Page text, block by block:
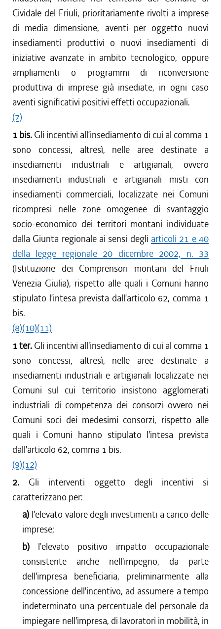
Cividale del Friuli, prioritariamente rivolti a imprese
di media dimensione, aventi per oggetto nuovi
insediamenti produttivi o nuovi insediamenti di
iniziative avanzate in ambito tecnologico, oppure
ampliamenti o programmi di riconversione
produttiva di imprese già insediate, in ogni caso
aventi significativi positivi effetti occupazionali.
(7)
1 bis. Gli incentivi all’insediamento di cui al comma 1
sono concessi, altresì, nelle aree destinate a
insediamenti industriali e artigianali, ovvero
insediamenti industriali e artigianali misti con
insediamenti commerciali, localizzate nei Comuni
ricompresi nelle zone omogenee di svantaggio
socio-economico dei territori montani individuate
dalla Giunta regionale ai sensi degli articoli 21 e 40
della legge regionale 20 dicembre 2002, n. 33
(Istituzione dei Comprensori montani del Friuli
Venezia Giulia), rispetto alle quali i Comuni hanno
stipulato l’intesa prevista dall’articolo 62, comma 1
bis.
(8)(10)(11)
1 ter. Gli incentivi all'insediamento di cui al comma 1
sono concessi, altresì, nelle aree destinate a
insediamenti industriali e artigianali localizzate nei
Comuni sul cui territorio insistono agglomerati
industriali di competenza dei consorzi ovvero nei
Comuni soci dei medesimi consorzi, rispetto alle
quali i Comuni hanno stipulato l'intesa prevista
dall'articolo 62, comma 1 bis.
(9)(12)
2. Gli interventi oggetto degli incentivi si
caratterizzano per:
a) l'elevato valore degli investimenti a carico delle
imprese;
b) l'elevato positivo impatto occupazionale
consistente anche nell'impegno, da parte
dell'impresa beneficiaria, preliminarmente alla
concessione dell'incentivo, ad assumere a tempo
indeterminato una percentuale del personale da
impiegare nell'impresa, di lavoratori in mobilità, in